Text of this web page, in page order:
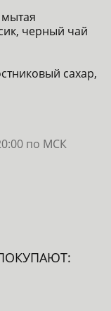
черный чай
сахар,
по МСК